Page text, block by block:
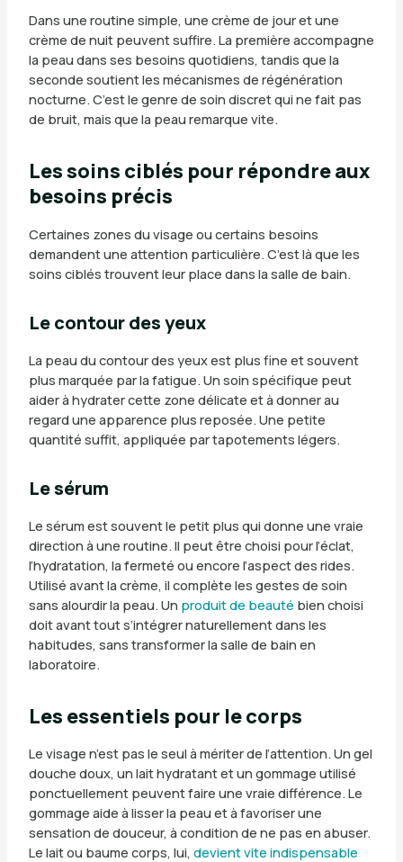
Dans une routine simple, une crème de jour et une
crème de nuit peuvent suffire. La première accompagne
la peau dans ses besoins quotidiens, tandis que la
seconde soutient les mécanismes de régénération
nocturne. C’est le genre de soin discret qui ne fait pas
de bruit, mais que la peau remarque vite.
Les soins ciblés pour répondre aux
besoins précis
Certaines zones du visage ou certains besoins
demandent une attention particulière. C’est là que les
soins ciblés trouvent leur place dans la salle de bain.
Le contour des yeux
La peau du contour des yeux est plus fine et souvent
plus marquée par la fatigue. Un soin spécifique peut
aider à hydrater cette zone délicate et à donner au
regard une apparence plus reposée. Une petite
quantité suffit, appliquée par tapotements légers.
Le sérum
Le sérum est souvent le petit plus qui donne une vraie
direction à une routine. Il peut être choisi pour l’éclat,
l’hydratation, la fermeté ou encore l’aspect des rides.
Utilisé avant la crème, il complète les gestes de soin
sans alourdir la peau. Un produit de beauté bien choisi
doit avant tout s’intégrer naturellement dans les
habitudes, sans transformer la salle de bain en
laboratoire.
Les essentiels pour le corps
Le visage n’est pas le seul à mériter de l’attention. Un gel
douche doux, un lait hydratant et un gommage utilisé
ponctuellement peuvent faire une vraie différence. Le
gommage aide à lisser la peau et à favoriser une
sensation de douceur, à condition de ne pas en abuser.
Le lait ou baume corps, lui, devient vite indispensable